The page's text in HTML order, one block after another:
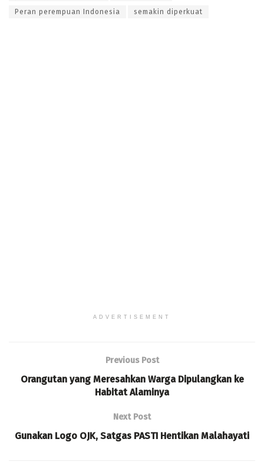
Peran perempuan Indonesia semakin diperkuat
ADVERTISEMENT
Previous Post
Orangutan yang Meresahkan Warga Dipulangkan ke
Habitat Alaminya
Next Post
Gunakan Logo OJK, Satgas PASTI Hentikan Malahayati